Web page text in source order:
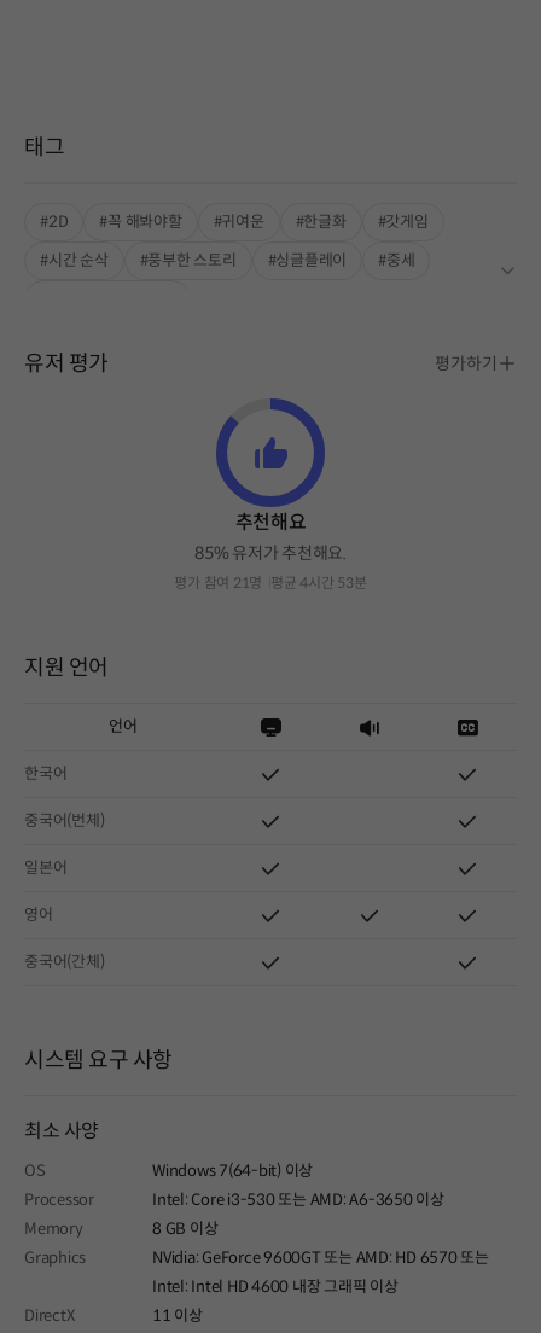
태그
#2D #꼭 해봐야할 #귀여운 #한글화
#갓게임
#시간 순삭
#풍부한 스토리 #싱글플레이
#중세
유저 평가 평가하기
추천해요
85% 유저가 추천해요.
평가 참여 21명 평균 4시간 53분
지원 언어
언어
한국어
중국어(번체)
일본어
영어
중국어(간체)
시스템 요구 사항
최소 사양
OS
Windows 7(64-bit) 이상
Processor
Intel: Core i3-530 또는 AMD: A6-3650 이상
Memory
8 GB 이상
Graphics
NVidia: GeForce 9600GT 또는 AMD: HD 6570 또는
Intel: Intel HD 4600 내장 그래픽 이상
DirectX
11 이상